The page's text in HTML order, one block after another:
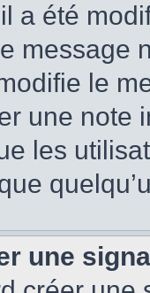
a été
message
le
une note
les
une